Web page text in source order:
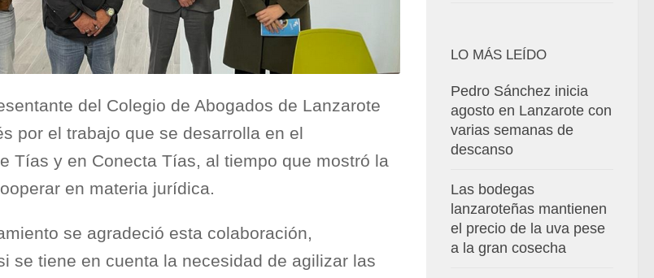
del Colegio de Abogados de Lanzarote
por el trabajo que se desarrolla en el
Tías y en Conecta Tías, al tiempo que mostró la
en materia jurídica.
se agradeció esta colaboración,
se tiene en cuenta la necesidad de agilizar las
LO MÁS LEÍDO
Pedro Sánchez inicia
agosto en Lanzarote con
varias semanas de
descanso
Las bodegas
lanzaroteñas mantienen
el precio de la uva pese
a la gran cosecha